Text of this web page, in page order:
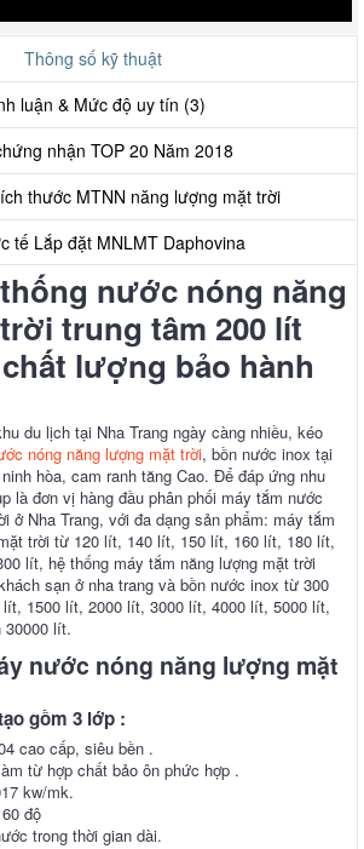
Thông số kỹ thuật
luận & Mức độ uy tín (3)
nhận TOP 20 Năm 2018
thước MTNN năng lượng mặt trời
tế Lắp đặt MNLMT Daphovina
nước nóng năng
trung tâm 200 lít
lượng bảo hành
du lịch tại Nha Trang ngày càng nhiều, kéo
nóng năng lượng mặt trời, bồn nước inox tại
hòa, cam ranh tăng Cao. Để đáp ứng nhu
là đơn vị hàng đầu phân phối máy tắm nước
ở Nha Trang, với đa dạng sản phẩm: máy tắm
trời từ 120 lít, 140 lít, 150 lít, 160 lít, 180 lít,
lít, hệ thống máy tắm năng lượng mặt trời
sạn ở nha trang và bồn nước inox từ 300
1500 lít, 2000 lít, 3000 lít, 4000 lít, 5000 lít,
30000 lít.
nước nóng năng lượng mặt
gồm 3 lớp :
cao cấp, siêu bền .
từ hợp chất bảo ôn phức hợp .
kw/mk.
độ
trong thời gian dài.